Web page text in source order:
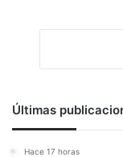
Últimas
Hace 17 horas